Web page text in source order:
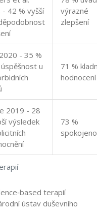
- 42 % vyšší
výrazné
zlepšení
- 35 %
u
71 %
hodnocení
2019 - 28
výsledek
73 %
terapií
ústav duševního